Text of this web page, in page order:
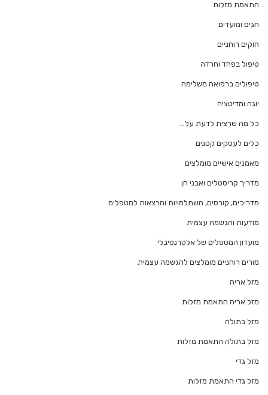
התאמת מזלות
חגים ומועדים
חוקים רוחניים
טיפול בפחד וחרדה
טיפולים ברפואה משלימה
יוגה ומדיטציה
כל מה שרצית לדעת על…
כלים לעסקים קטנים
מאמנים אישיים מומלצים
מדריך קריסטלים ואבני חן
מדריכים, קורסים, השתלמויות והרצאות למטפלים
מודעות והגשמה עצמית
מועדון המטפלים של אלטרנטיבלי
מורים רוחניים מומלצים להגשמה עצמית
מזל אריה
מזל אריה התאמת מזלות
מזל בתולה
מזל בתולה התאמת מזלות
מזל גדי
מזל גדי התאמת מזלות